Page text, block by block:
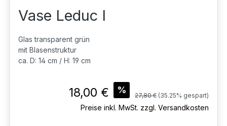
Vase Leduc I
Glas transparent grün
mit Blasenstruktur
ca. D: 14 cm / H: 19 cm
Verkaufspreis:
18,00 € % Regulärer Preis:
27,80 € (35.25% gespart)
Preise inkl. MwSt. zzgl. Versandkosten